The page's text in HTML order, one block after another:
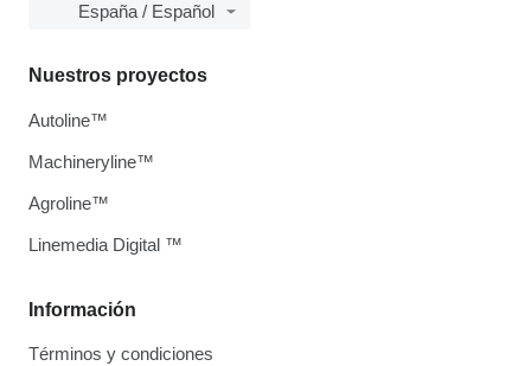
España / Español
Información
Términos y condiciones
Nuestros proyectos
Autoline™
Machineryline™
Agroline™
Linemedia Digital ™